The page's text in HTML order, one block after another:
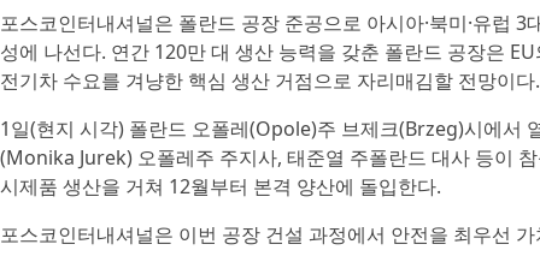
포스코인터내셔널은 폴란드 공장 준공으로 아시아·북미·유럽
성에 나선다. 연간 120만 대 생산 능력을 갖춘 폴란드 공장은
전기차 수요를 겨냥한 핵심 생산 거점으로 자리매김할 전망이다.
1일(현지 시각) 폴란드 오폴레(Opole)주 브제크(Brzeg)시에서
(Monika Jurek) 오폴레주 주지사, 태준열 주폴란드 대사 등이
시제품 생산을 거쳐 12월부터 본격 양산에 돌입한다.
포스코인터내셔널은 이번 공장 건설 과정에서 안전을 최우선